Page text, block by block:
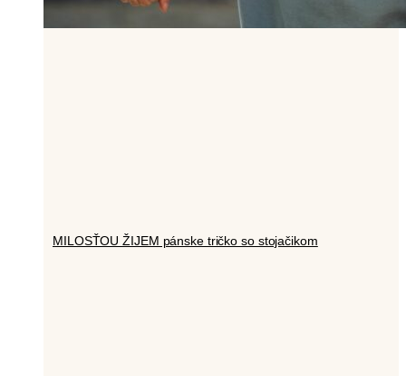
MILOSŤOU ŽIJEM pánske tričko so stojačikom